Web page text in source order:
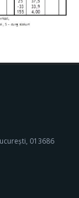
013686